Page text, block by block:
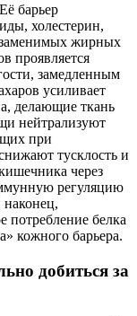
барьер
холестерин,
жирных
проявляется
замедленным
усиливает
делающие ткань
нейтрализуют
при
тусклость и
через
регуляцию
наконец,
потребление белка
кожного барьера.
добиться за